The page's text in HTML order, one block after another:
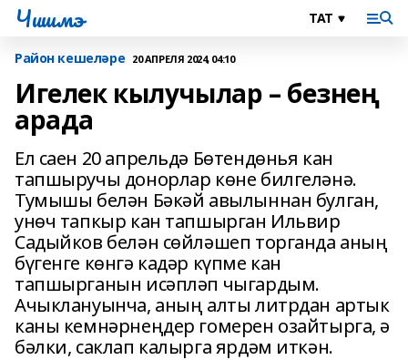
Чишмэ
Район кешеләре 20 АПРЕЛЯ 2024, 04:10
Игелек кылучылар – безнең
арада
Ел саен 20 апрельдә Бөтендөнья кан
тапшыручы донорлар көне билгеләнә.
Тумышы белән Бәкәй авылыннан булган,
унөч тапкыр кан тапшырган Ильвир
Садыйков белән сөйләшеп торганда аның
бүгенге көнгә кадәр күпме кан
тапшырганын исәпләп чыгардым.
Ачыклануынча, аның алты литрдан артык
каны кемнәрнеңдер гомерен озайтырга, ә
бәлки, саклап калырга ярдәм иткән.